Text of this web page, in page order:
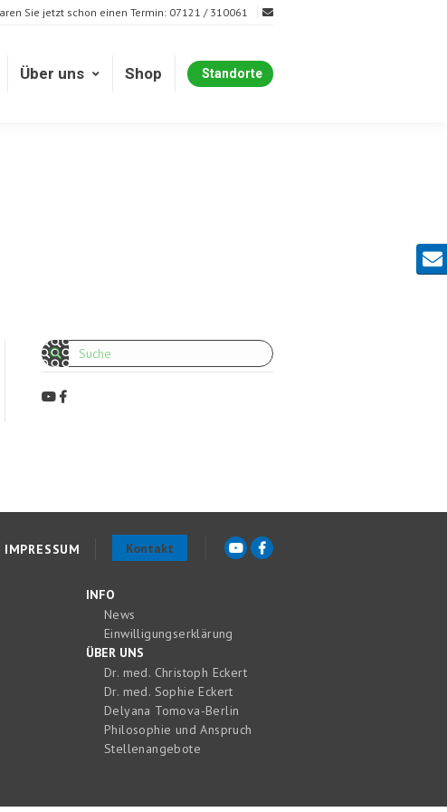
Sie jetzt schon einen Termin: 07121 / 310061
Über uns Shop Standorte
Search:
IMPRESSUM Kontakt
INFO
News
Einwilligungserklärung
ÜBER UNS
Dr. med. Christoph Eckert
Dr. med. Sophie Eckert
Delyana Tomova-Berlin
Philosophie und Anspruch
Stellenangebote
Standorte